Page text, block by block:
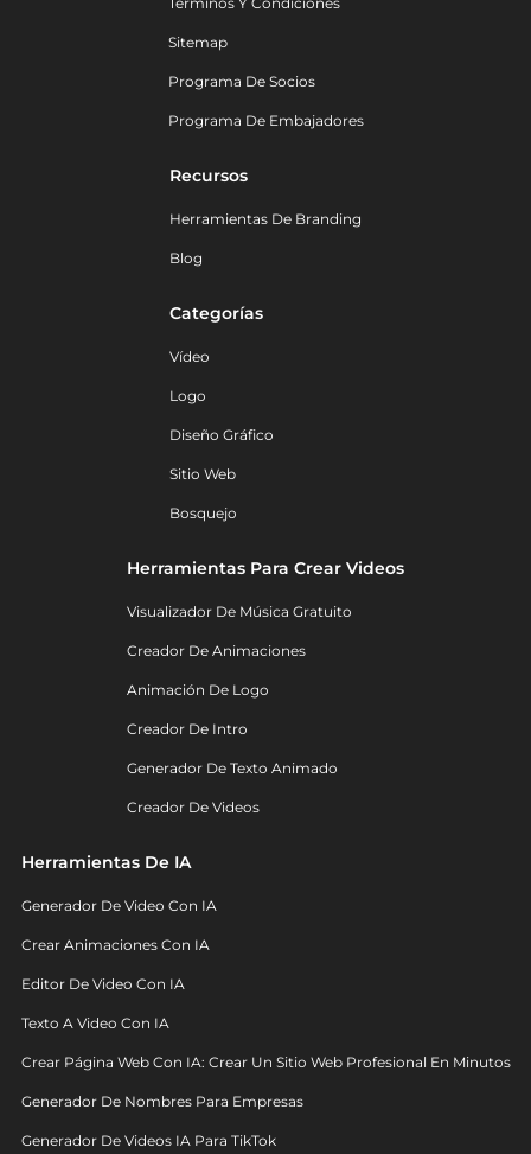
Sitemap
Programa De Socios
Programa De Embajadores
Recursos
Herramientas De Branding
Blog
Categorías
Vídeo
Logo
Diseño Gráfico
Sitio Web
Bosquejo
Herramientas Para Crear Videos
Visualizador De Música Gratuito
Creador De Animaciones
Animación De Logo
Creador De Intro
Generador De Texto Animado
Creador De Videos
Herramientas De IA
Generador De Video Con IA
Crear Animaciones Con IA
Editor De Video Con IA
Texto A Video Con IA
Crear Página Web Con IA: Crear Un Sitio Web Profesional En Minutos
Generador De Nombres Para Empresas
Generador De Videos IA Para TikTok